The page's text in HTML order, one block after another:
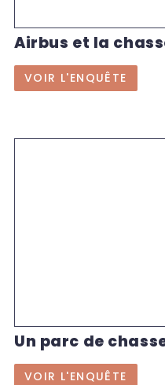
Airbus et la
VOIR L'ENQUÊTE
Un parc de
VOIR L'ENQUÊTE